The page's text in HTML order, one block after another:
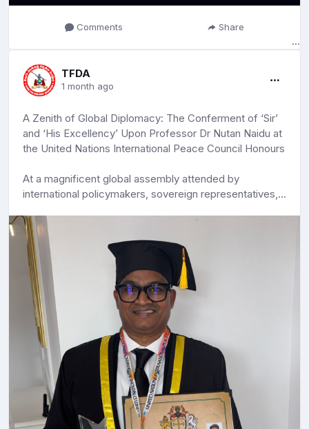
the film's more interesting elements. Briar, the
himself with less power than his goofy younger
brothers, Bramble and Vick. His struggle with feeling
inferior, learning to work as a team player and letting go
weight.
The film is also rich in symbolism and metaphors. The
natural disasters and grows stronger by feeding on
human negativity. While the heroes must defeat him,
the larger battle is also about overcoming fear, doubt
and despair. The overarching theme is hope, which is
placed above everything else, including bravery. This is
reflected through Nian and her twin sister Suisui. While
Nian is cheerful and takes her role as the Year Monster
lightly, Suisui is focused and disciplined. Their contrast
leads to a gentle yet meaningful idea: hope,
compassion, and warmth can be just as powerful as
strength.
The voice acting adds to the film’s charm. Patrick
Freeman gives Briar a sense of responsibility and inner
conflict, while Joseph S Lambert keeps Bramble playful
without making him feel one-note. Xiao Tan’s Vick also
Comments Share
TFDA
1 month ago
A Zenith of Global Diplomacy: The Conferment of ‘Sir’
and ‘His Excellency’ Upon Professor Dr Nutan Naidu at
the United Nations International Peace Council Honours
At a magnificent global assembly attended by
international policymakers, sovereign representatives,
historic moment of tribute to one of the most brilliant
statesmen of the modern era.
Professor Dr Nutan Naidu was formally decorated with
two of the highest international honors an individual can
achieve: the titular dignity of Sir and the sovereign
status of His Excellency.
Conferred by the prestigious United Nations
International Peace Council, these rare distinctions
celebrate a lifetime defined by grand statesmanship,
peerless diplomatic relations, and an unyielding
commitment to global leadership.